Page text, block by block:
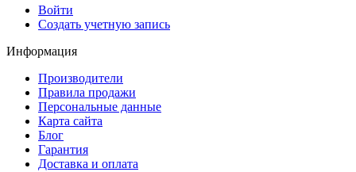
Войти
Создать учетную запись
Информация
Производители
Правила продажи
Персональные данные
Карта сайта
Блог
Гарантия
Доставка и оплата